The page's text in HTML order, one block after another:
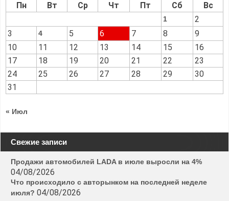
Пн
Вт Ср Чт Пт Сб Вс
1
2
3
4 5 6 7 8
9
10
11 12 13 14 15
16
17
18 19 20 21 22
23
24
25 26 27 28 29
30
31
« Июл
Свежие записи
Продажи автомобилей LADA в июле выросли на 4%
04/08/2026
Что происходило с авторынком на последней неделе
июля? 04/08/2026